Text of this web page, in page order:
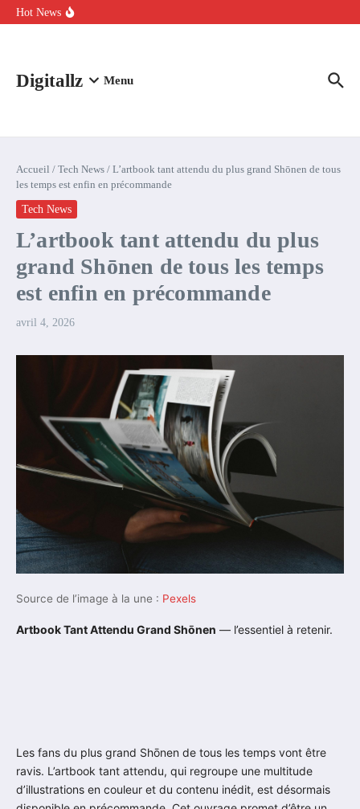
Aller au contenu
Hot News
Comment l’IA simplifie la data de caisse pour la transformer en
Digitallz Menu
Accueil / Tech News / L’artbook tant attendu du plus grand Shōnen de tous
les temps est enfin en précommande
Tech News
L’artbook tant attendu du plus
grand Shōnen de tous les temps
est enfin en précommande
avril 4, 2026
Source de l’image à la une : Pexels
Artbook Tant Attendu Grand Shōnen — l’essentiel à retenir.
Les fans du plus grand Shōnen de tous les temps vont être
ravis. L’artbook tant attendu, qui regroupe une multitude
d’illustrations en couleur et du contenu inédit, est désormais